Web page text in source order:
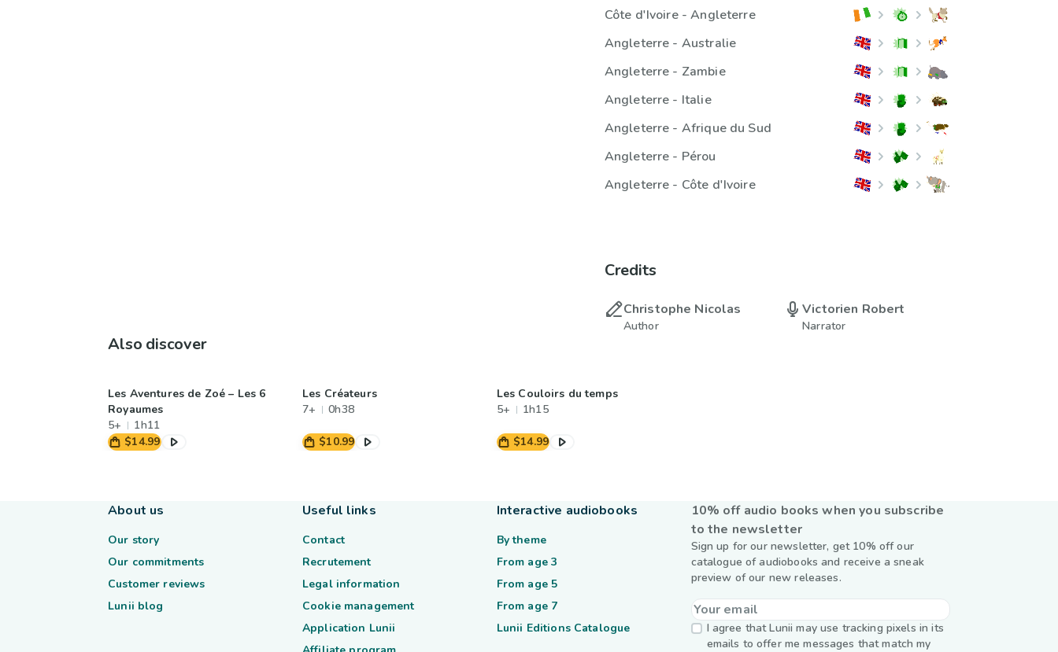
Côte d'Ivoire - Angleterre
Angleterre - Australie
Angleterre - Zambie
Angleterre - Italie
Angleterre - Afrique du Sud
Angleterre - Pérou
Angleterre - Côte d'Ivoire
Credits
Christophe Nicolas
Author
Victorien Robert
Narrator
Also discover
Les Aventures de Zoé – Les 6
Royaumes
5+
1h11
$14.99
Les Créateurs
7+
0h38
$10.99
Les Couloirs du temps
5+
1h15
$14.99
10% off audio books when you subscribe
to the newsletter
Sign up for our newsletter, get 10% off our
catalogue of audiobooks and receive a sneak
preview of our new releases.
I agree that Lunii may use tracking pixels in its
emails to offer me messages that match my
About us
Our story
Our commitments
Customer reviews
Lunii blog
Useful links
Contact
Recrutement
Legal information
Cookie management
Application Lunii
Interactive audiobooks
By theme
From age 3
From age 5
From age 7
Lunii Editions Catalogue